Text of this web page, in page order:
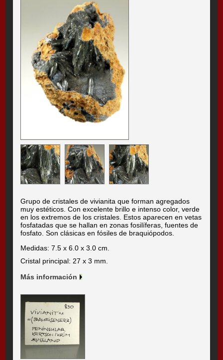
Grupo de cristales de vivianita que forman agregados
muy estéticos. Con excelente brillo e intenso color, verde
en los extremos de los cristales. Estos aparecen en vetas
fosfatadas que se hallan en zonas fosilíferas, fuentes de
fosfato. Son clásicas en fósiles de braquiópodos.
Medidas: 7.5 x 6.0 x 3.0 cm.
Cristal principal: 27 x 3 mm.
Más información